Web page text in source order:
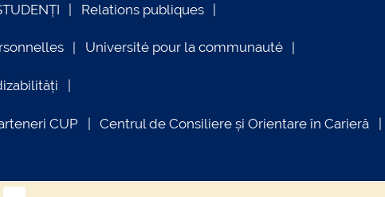
Relations publiques
Université pour la communauté
CUP Centrul de Consiliere și Orientare în Carieră